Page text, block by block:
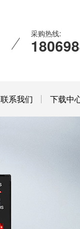
采购热线:
联系我们 下载中